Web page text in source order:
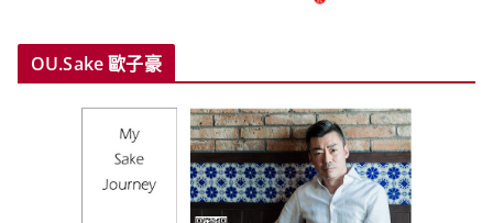
OU.Sake 歐子豪